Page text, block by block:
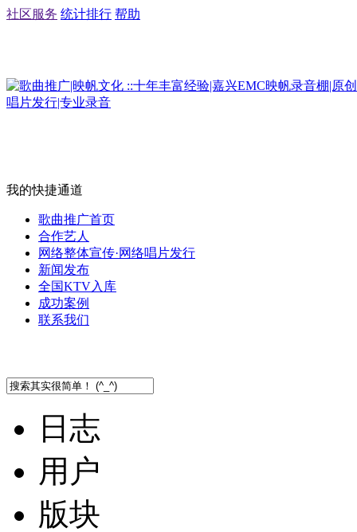
社区服务 统计排行 帮助
我的快捷通道
歌曲推广首页
合作艺人
网络整体宣传·网络唱片发行
新闻发布
全国KTV入库
成功案例
联系我们
日志
用户
版块